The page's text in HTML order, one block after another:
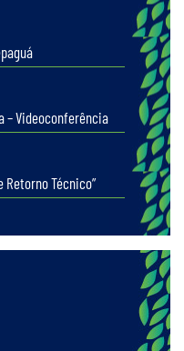
– Videoconferência
Retorno Técnico”